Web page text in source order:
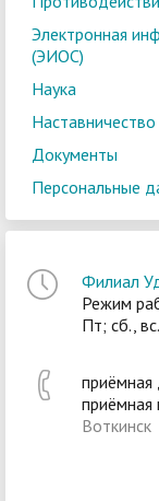
Электронная
(ЭИОС)
Наука
Наставничество
Документы
Персональные
Филиал
Режим
Пт; сб.,
приёмная
Воткинск